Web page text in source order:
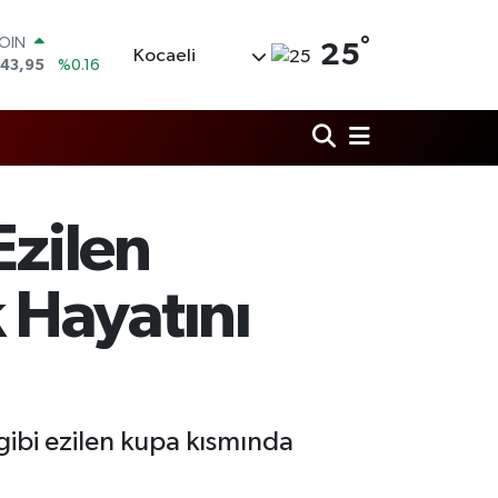
%0.16
%0.06
ALTIN
%0.12
%70
Kocaeli 25°
ezilen kupa kısmında